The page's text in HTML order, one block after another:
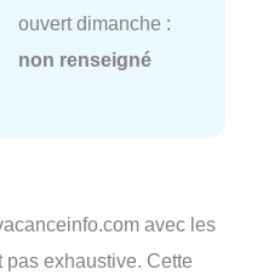
ouvert dimanche :
non renseigné
avec les
pas exhaustive. Cette